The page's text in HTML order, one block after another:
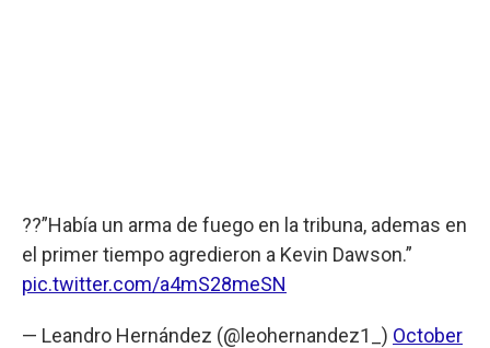
??”Había un arma de fuego en la tribuna, ademas en
el primer tiempo agredieron a Kevin Dawson.”
pic.twitter.com/a4mS28meSN
— Leandro Hernández (@leohernandez1_) October